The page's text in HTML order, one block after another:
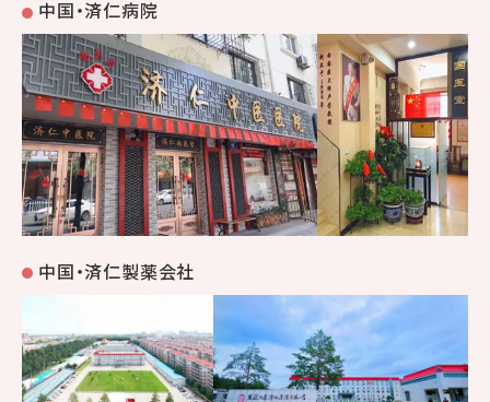
中国・済仁病院
中国・済仁製薬会社